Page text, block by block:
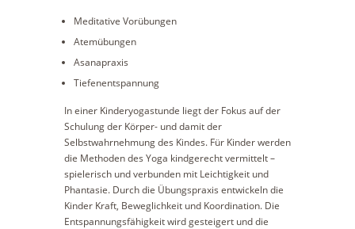
Meditative Vorübungen
Atemübungen
Asanapraxis
Tiefenentspannung
In einer Kinderyogastunde liegt der Fokus auf der
Schulung der Körper- und damit der
Selbstwahrnehmung des Kindes. Für Kinder werden
die Methoden des Yoga kindgerecht vermittelt –
spielerisch und verbunden mit Leichtigkeit und
Phantasie. Durch die Übungspraxis entwickeln die
Kinder Kraft, Beweglichkeit und Koordination. Die
Entspannungsfähigkeit wird gesteigert und die